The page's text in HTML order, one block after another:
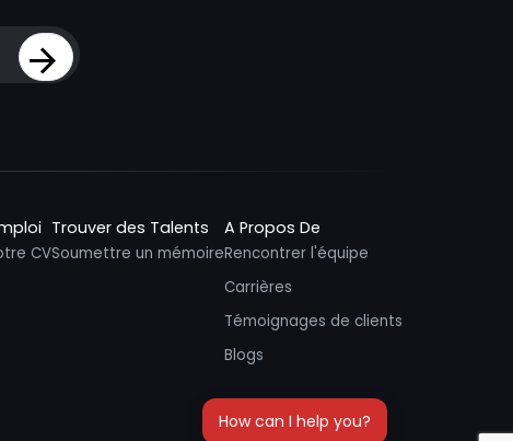
Sign Up
CV
Trouver des Talents
Soumettre un mémoire
A Propos De
Rencontrer l'équipe
Carrières
Témoignages de clients
Blogs